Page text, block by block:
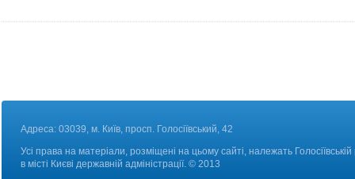
Адреса: 03039, м. Київ, просп. Голосіївський, 42
Усі права на матеріали, розміщені на цьому сайті, належать
в місті Києві державній адміністрації. © 2013